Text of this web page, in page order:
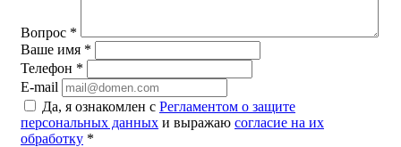
Вопрос *
Ваше имя *
Телефон *
E-mail
Да, я ознакомлен с Регламентом о защите
персональных данных и выражаю согласие на их
обработку *